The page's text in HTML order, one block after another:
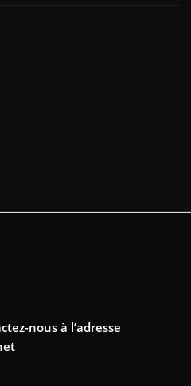
nous à l’adresse